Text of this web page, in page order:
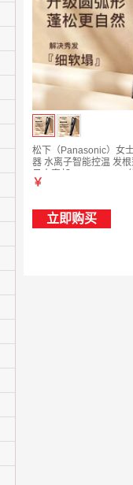
松下（Panasonic）女
器 水离子智能控温 发
￥
立即购买